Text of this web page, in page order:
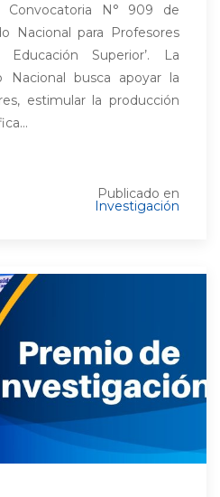
Convocatoria N° 909 de
Nacional para Profesores
Superior’. La
Nacional busca apoyar la
estimular la producción
Publicado en
Investigación